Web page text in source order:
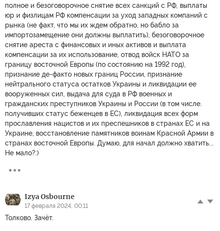
полное и безоговорочное снятие всех санкций с РФ, выплаты
юр и физлицам РФ компенсации за уход западных компаний с
рынка (не факт, что мы их ждем обратно, но бабло за
импортозамещение они должны выплатить), безоговорочное
снятие ареста с финансовых и иных активов и выплата
компенсации за их использование, отвод войск НАТО за
границу восточной Европы (по состоянию на 1992 год),
признание де-факто новых границ России, признание
нейтрального статуса остатков Украины и ликвидации ее
вооруженных сил, выдача для суда в РФ военных и
гражданских преступников Украины и России (в том числе.
получивших статус беженцев в ЕС), ликвидация всех форм
прославления нацистов и их преспешников в странах ЕС и на
Украине, восстановление памятников воинам Красной Армии в
странах восточной Европы. Думаю, для начал должно хватить...
Не мало?:)
Izya Osbourne
17 февраля 2024, 00:11
Толково. Зачёт.